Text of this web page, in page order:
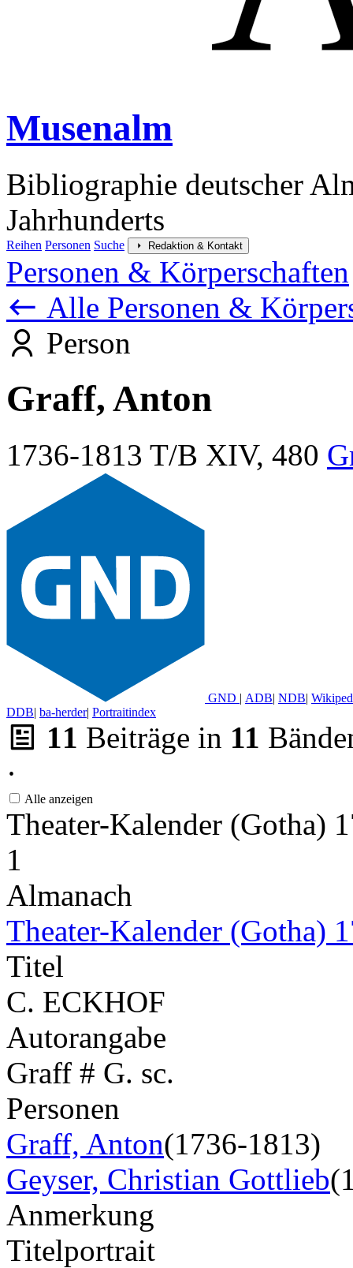
Musenalm
Bibliographie deutscher
Jahrhunderts
Reihen Personen Suche Redaktion & Kontakt
Personen & Körperschaften
Alle Personen &
Person
Graff, Anton
1736-1813 T/B XIV, 480
GND | ADB| NDB|
DDB| ba-herder| Portraitindex
11 Beiträge in 11
·
Alle anzeigen
Theater-Kalender (Gotha)
1
Almanach
Theater-Kalender (Gotha)
Titel
C. ECKHOF
Autorangabe
Graff # G. sc.
Personen
Graff, Anton(1736-1813)
Geyser, Christian Gottlieb
Anmerkung
Titelportrait